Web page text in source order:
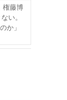
権藤博
い。
か」